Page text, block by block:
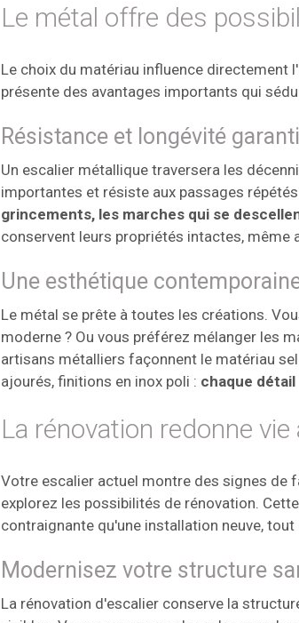
Le métal offre des
Le choix du matériau influence directement
présente des avantages importants qui
Résistance et longévité
Un escalier métallique traversera les
importantes et résiste aux passages
grincements, les marches qui se
conservent leurs propriétés intactes, même
Une esthétique
Le métal se prête à toutes les créations.
moderne ? Ou vous préférez mélanger les
artisans métalliers façonnent le matériau
ajourés, finitions en inox poli : chaque
La rénovation redonne
Votre escalier actuel montre des signes de
explorez les possibilités de rénovation.
contraignante qu'une installation neuve,
Modernisez votre structure
La rénovation d'escalier conserve la